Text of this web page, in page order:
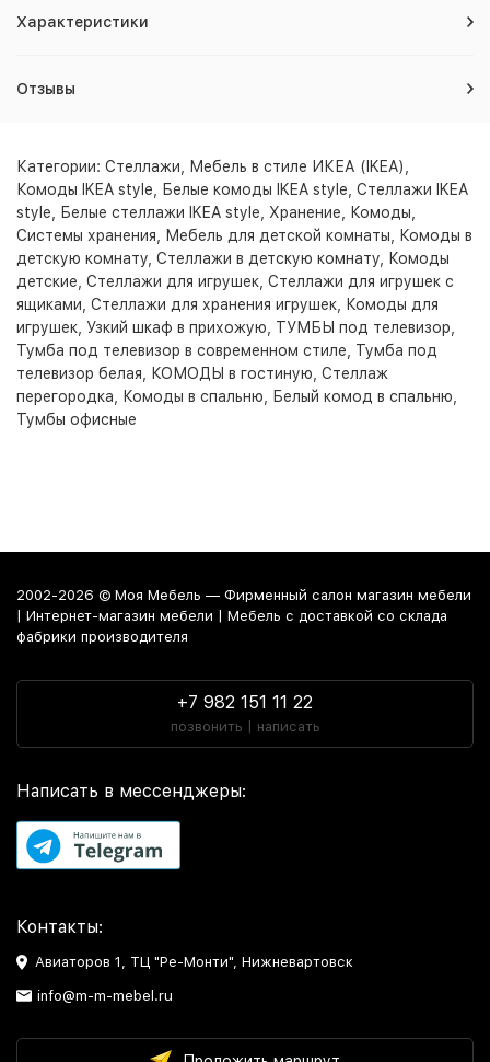
Характеристики
Отзывы
Категории: Стеллажи, Мебель в стиле ИКЕА (IKEA),
Комоды IKEA style, Белые комоды IKEA style, Стеллажи IKEA
style, Белые стеллажи IKEA style, Хранение, Комоды,
Системы хранения, Мебель для детской комнаты, Комоды в
детскую комнату, Стеллажи в детскую комнату, Комоды
детские, Стеллажи для игрушек, Стеллажи для игрушек с
ящиками, Стеллажи для хранения игрушек, Комоды для
игрушек, Узкий шкаф в прихожую, ТУМБЫ под телевизор,
Тумба под телевизор в современном стиле, Тумба под
телевизор белая, КОМОДЫ в гостиную, Стеллаж
перегородка, Комоды в спальню, Белый комод в спальню,
Тумбы офисные
2002-2026 © Моя Мебель — Фирменный салон магазин мебели
| Интернет-магазин мебели | Мебель с доставкой со склада
фабрики производителя
+7 982 151 11 22
позвонить | написать
Написать в мессенджеры:
Контакты:
Авиаторов 1, ТЦ "Ре-Монти", Нижневартовск
info@m-m-mebel.ru